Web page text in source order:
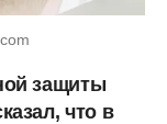
защиты
что в